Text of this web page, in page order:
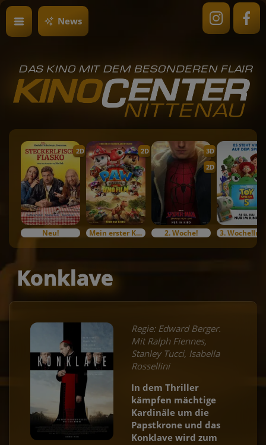
News
2D
Neu!
2D
Mein erster Kinobesuch
3D
2D
2. Woche!
Konklave
Regie: Edward Berger.
Mit Ralph Fiennes,
Stanley Tucci, Isabella
Rossellini
In dem Thriller
kämpfen mächtige
Kardinäle um die
Papstkrone und das
Konklave wird zum